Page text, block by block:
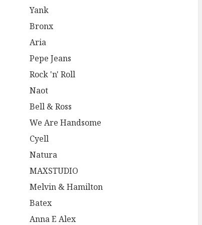
Yank
Bronx
Aria
Pepe Jeans
Rock 'n' Roll
Naot
Bell & Ross
We Are Handsome
Cyell
Natura
MAXSTUDIO
Melvin & Hamilton
Batex
Anna E Alex